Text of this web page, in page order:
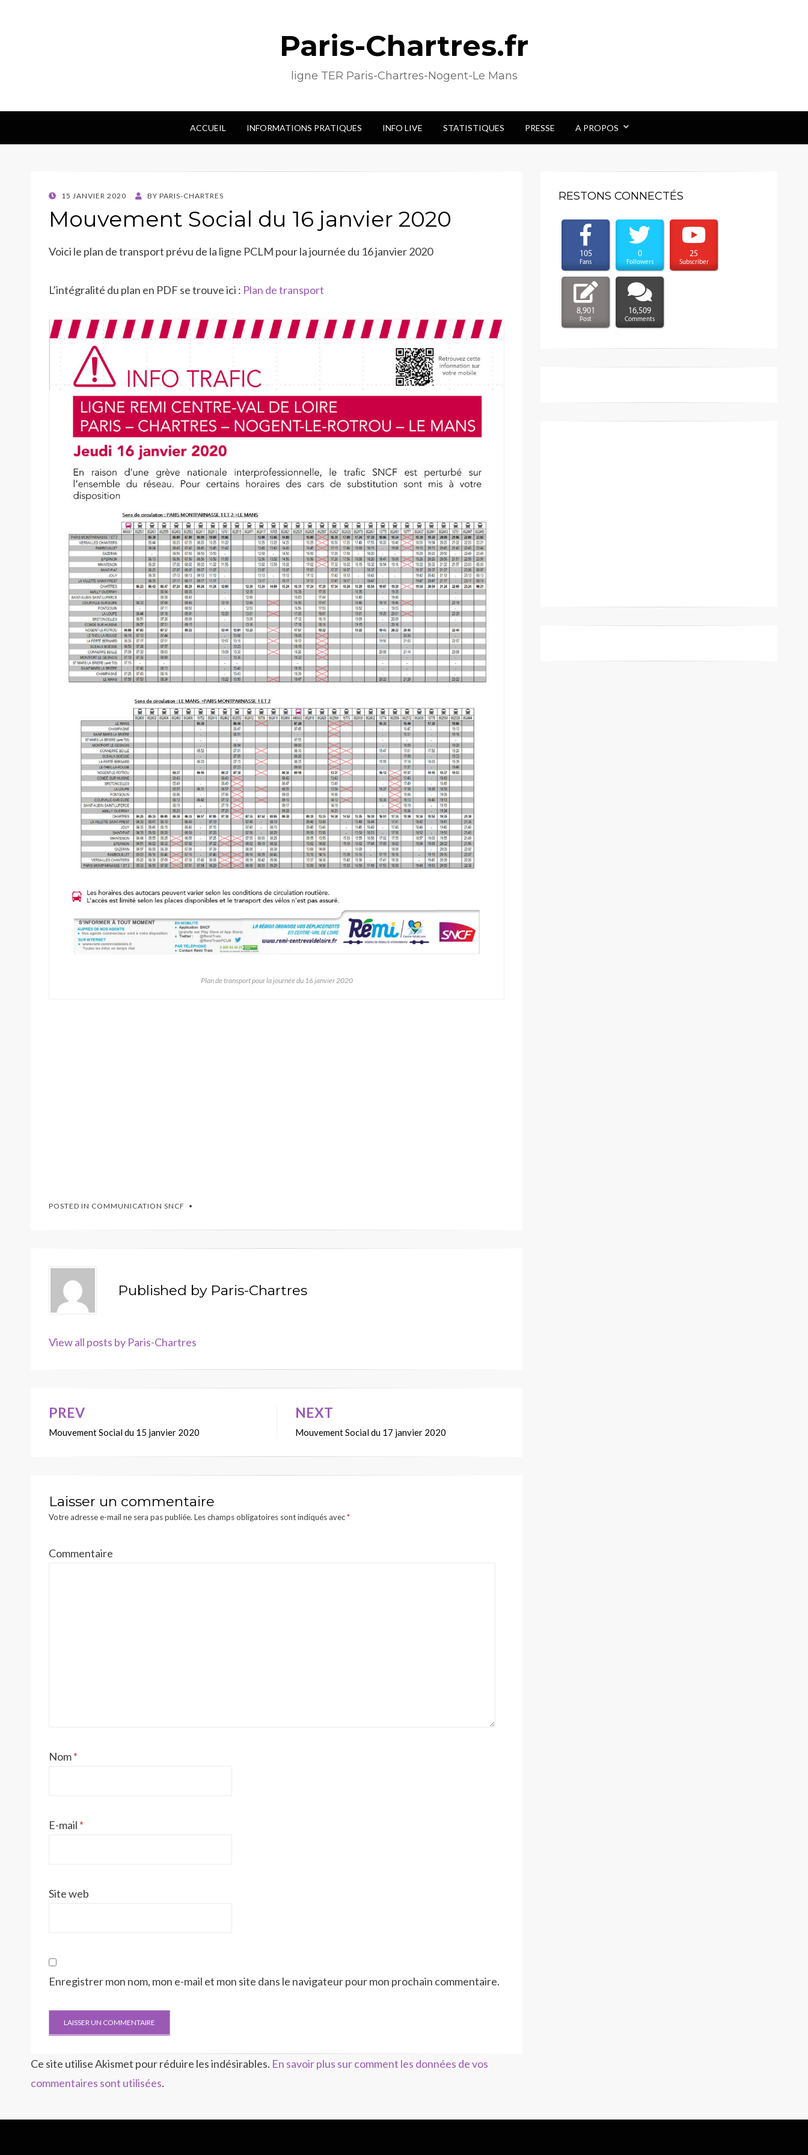
Paris-Chartres.fr
ligne TER Paris-Chartres-Nogent-Le Mans
ACCUEIL INFORMATIONS PRATIQUES INFO LIVE STATISTIQUES PRESSE A PROPOS
POSTED
15 JANVIER 2020 BY PARIS-CHARTRES
Mouvement Social du 16 janvier 2020
Voici le plan de transport prévu de la ligne PCLM pour la journée du 16 janvier 2020
L’intégralité du plan en PDF se trouve ici : Plan de transport
Plan de transport pour la journée du 16 janvier 2020
POSTED IN COMMUNICATION SNCF
Published by Paris-Chartres
View all posts by Paris-Chartres
Navigation
de
PREV
Mouvement Social du 15 janvier 2020
NEXT
Mouvement Social du 17 janvier 2020
Laisser un commentaire
Votre adresse e-mail ne sera pas publiée. Les champs obligatoires sont indiqués avec*
Commentaire
Nom*
E-mail *
Site web
Enregistrer mon nom, mon e-mail et mon site dans le navigateur pour mon prochain commentaire.
Ce site utilise Akismet pour réduire les indésirables. En savoir plus sur comment les données de vos
commentaires sont utilisées.
RESTONS CONNECTÉS
105
Fans
0
Followers
25
Subscriber
8,901
Post
16,509
Comments